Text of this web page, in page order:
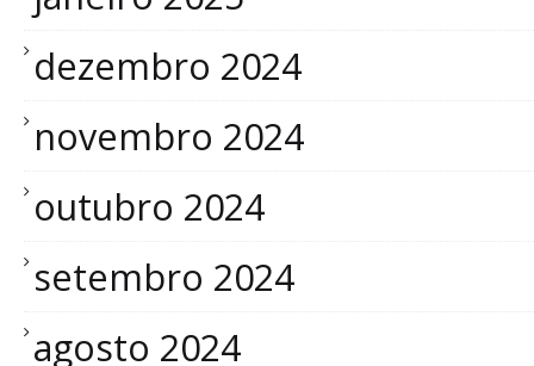
dezembro 2024
novembro 2024
outubro 2024
setembro 2024
agosto 2024